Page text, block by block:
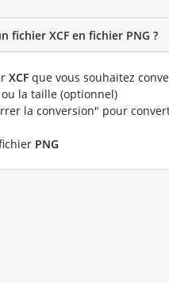
fichier XCF en fichier PNG ?
XCF que vous souhaitez
la taille (optionnel)
la conversion" pour
PNG